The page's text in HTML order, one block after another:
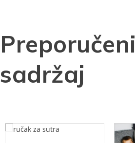
Preporučeni
sadržaj